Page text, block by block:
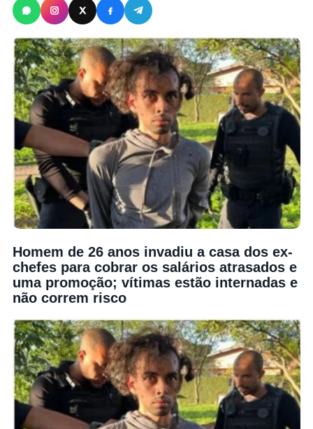
Homem de 26 anos invadiu a casa dos ex-
chefes para cobrar os salários atrasados e
uma promoção; vítimas estão internadas e
não correm risco